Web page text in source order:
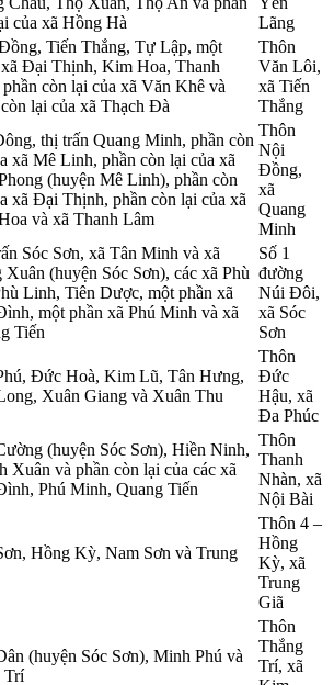
của xã Hồng Hà
Lãng
Tiến Thắng, Tự Lập, một
Đại Thịnh, Kim Hoa, Thanh
còn lại của xã Văn Khê và
lại của xã Thạch Đà
Thôn
Văn Lôi,
xã Tiến
Thắng
thị trấn Quang Minh, phần còn
xã Mê Linh, phần còn lại của xã
(huyện Mê Linh), phần còn
xã Đại Thịnh, phần còn lại của xã
và xã Thanh Lâm
Thôn
Nội
Đồng,
xã
Quang
Minh
Sóc Sơn, xã Tân Minh và xã
(huyện Sóc Sơn), các xã Phù
Linh, Tiên Dược, một phần xã
một phần xã Phú Minh và xã
Tiến
Số 1
đường
Núi Đôi,
xã Sóc
Sơn
Đức Hoà, Kim Lũ, Tân Hưng,
Xuân Giang và Xuân Thu
Thôn
Đức
Hậu, xã
Đa Phúc
(huyện Sóc Sơn), Hiền Ninh,
Xuân và phần còn lại của các xã
Phú Minh, Quang Tiến
Thôn
Thanh
Nhàn, xã
Nội Bài
Hồng Kỳ, Nam Sơn và Trung
Thôn 4 –
Hồng
Kỳ, xã
Trung
Giã
(huyện Sóc Sơn), Minh Phú và
Trí
Thôn
Thắng
Trí, xã